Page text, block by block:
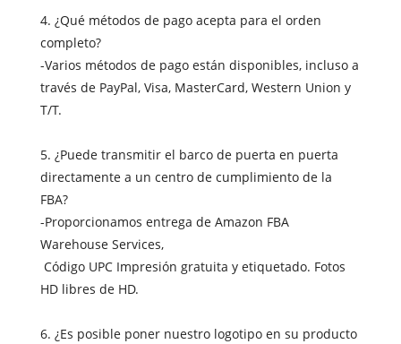
4. ¿Qué métodos de pago acepta para el orden
completo?
-Varios métodos de pago están disponibles, incluso a
través de PayPal, Visa, MasterCard, Western Union y
T/T.
5. ¿Puede transmitir el barco de puerta en puerta
directamente a un centro de cumplimiento de la
FBA?
-Proporcionamos entrega de Amazon FBA
Warehouse Services,
Código UPC Impresión gratuita y etiquetado. Fotos
HD libres de HD.
6. ¿Es posible poner nuestro logotipo en su producto